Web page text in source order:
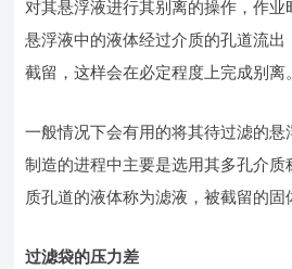
对其悬浮液进行其别离的操作，作
悬浮液中的液体经过介质的孔道流出
截留，这样会在必定程度上完成别离。
一般情况下会有用的将其待过滤的
制造的进程中主要是选用其多孔介质
质孔道的液体称为滤液，被截留的固
过滤袋的压力差